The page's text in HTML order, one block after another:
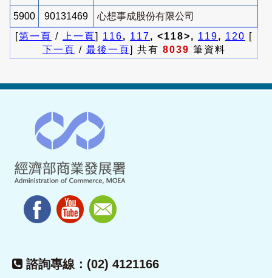
5900 90131469
心想事成股份有限公司
[第一頁 / 上一頁] 116, 117, <118>, 119, 120 [
下一頁 / 最後一頁] 共有 8039 筆資料
諮詢專線：(02) 4121166